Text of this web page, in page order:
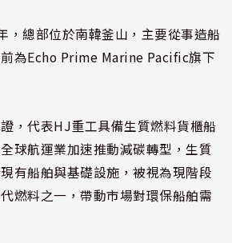
，總部位於南韓釜山，主要從事造船
為Echo Prime Marine Pacific旗下
，代表HJ重工具備生質燃料貨櫃船
球航運業加速推動減碳轉型，生質
有船舶與基礎設施，被視為現階段
燃料之一，帶動市場對環保船舶需